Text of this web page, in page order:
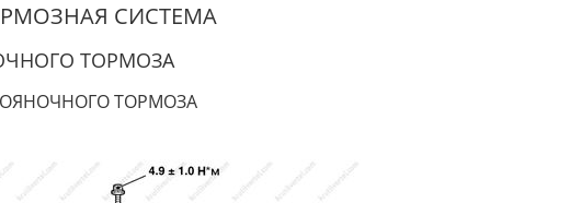
СИСТЕМА
ТОРМОЗА
ТОРМОЗА